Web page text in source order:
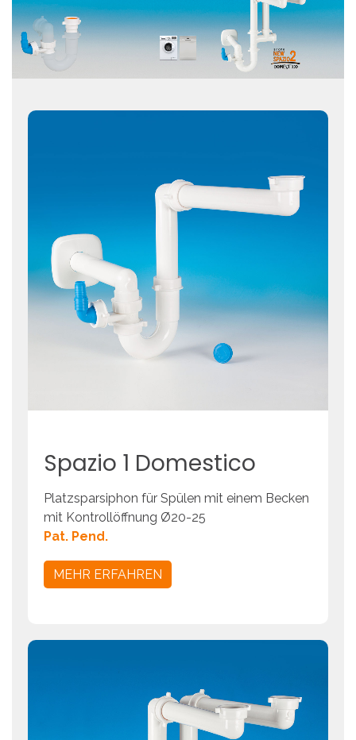
Spazio 1 Domestico
Platzsparsiphon für Spülen mit einem Becken
mit Kontrollöffnung Ø20-25
Pat. Pend.
MEHR ERFAHREN